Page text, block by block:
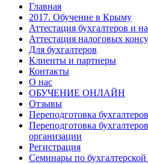
Главная
2017. Обучение в Крыму
Аттестация бухгалтеров и
Аттестация налоговых
Для бухгалтеров
Клиенты и партнеры
Контакты
О нас
ОБУЧЕНИЕ ОНЛАЙН
Отзывы
Переподготовка
Переподготовка
организации
Регистрация
Семинары по